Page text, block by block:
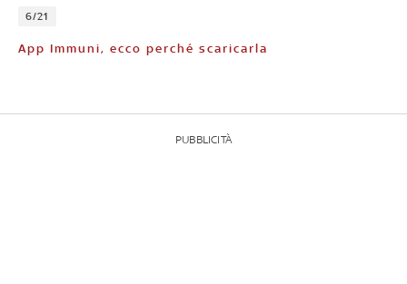
6/21
App Immuni, ecco perché scaricarla
PUBBLICITÀ